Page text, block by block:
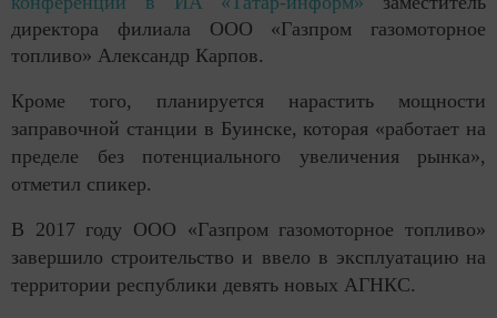
директора филиала ООО «Газпром газомоторное
топливо» Александр Карпов.
Кроме того, планируется нарастить мощности
заправочной станции в Буинске, которая «работает на
пределе без потенциального увеличения рынка»,
отметил спикер.
В 2017 году ООО «Газпром газомоторное топливо»
завершило строительство и ввело в эксплуатацию на
территории республики девять новых АГНКС.